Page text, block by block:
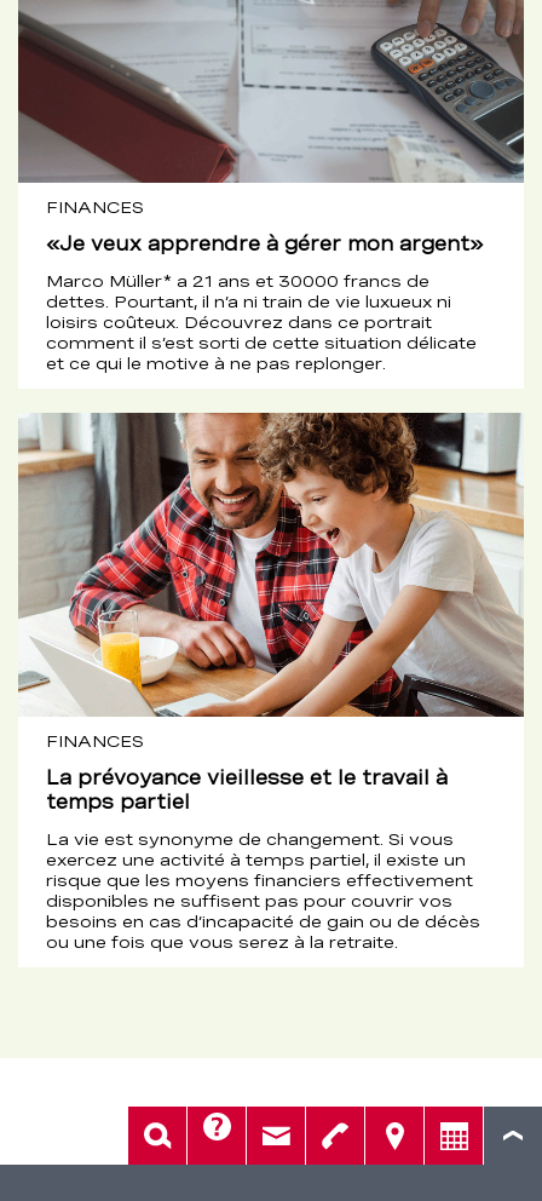
FINANCES
«Je veux apprendre à gérer mon argent»
Marco Müller* a 21 ans et 30000 francs de
dettes. Pourtant, il n’a ni train de vie luxueux ni
loisirs coûteux. Découvrez dans ce portrait
comment il s’est sorti de cette situation délicate
et ce qui le motive à ne pas replonger.
FINANCES
La prévoyance vieillesse et le travail à
temps partiel
La vie est synonyme de changement. Si vous
exercez une activité à temps partiel, il existe un
risque que les moyens financiers effectivement
disponibles ne suffisent pas pour couvrir vos
besoins en cas d’incapacité de gain ou de décès
ou une fois que vous serez à la retraite.